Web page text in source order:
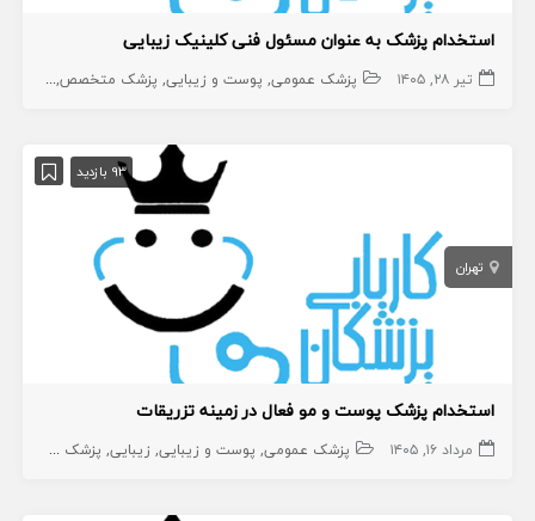
استخدام پزشک به عنوان مسئول فنی کلینیک زیبایی
تیر ۲۸, ۱۴۰۵ پزشک عمومی پوست و زیبایی پزشک متخصص زیبایی
93 بازدید
تهران
استخدام پزشک پوست و مو فعال در زمینه تزریقات
مرداد ۱۶, ۱۴۰۵ پزشک عمومی پوست و زیبایی زیبایی پزشک عمومی پوست